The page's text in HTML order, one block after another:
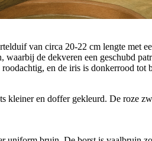
van circa 20-22 cm lengte met
de dekveren een geschubd
en de iris is donkerrood tot
kleiner en doffer gekleurd. De roze